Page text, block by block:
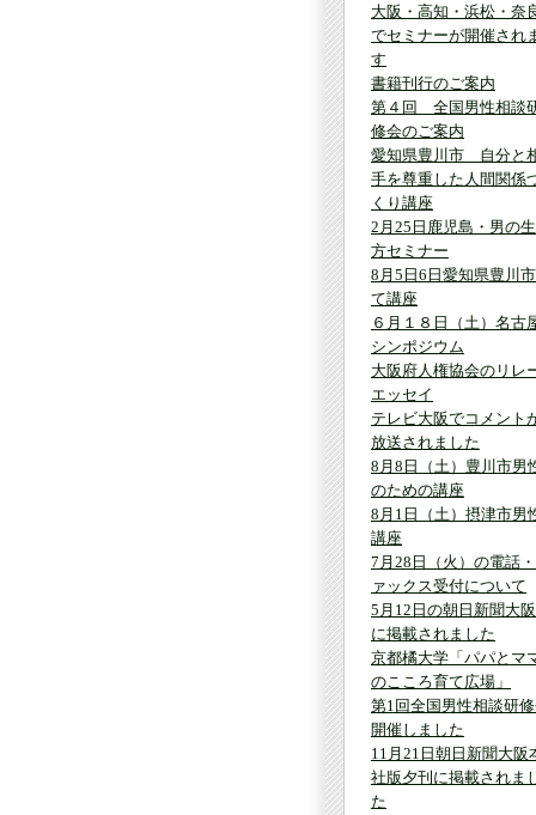
大阪・高知・浜松・奈
でセミナーが開催され
す
書籍刊行のご案内
第４回 全国男性相談
修会のご案内
愛知県豊川市 自分と
手を尊重した人間関係
くり講座
2月25日鹿児島・男の生
方セミナー
8月5日6日愛知県豊川
て講座
６月１８日（土）名古
シンポジウム
大阪府人権協会のリレ
エッセイ
テレビ大阪でコメント
放送されました
8月8日（土）豊川市男
のための講座
8月1日（土）摂津市男
講座
7月28日（火）の電話
ァックス受付について
5月12日の朝日新聞大
に掲載されました
京都橘大学「パパとマ
のこころ育て広場」
第1回全国男性相談研
開催しました
11月21日朝日新聞大阪
社版夕刊に掲載されま
た